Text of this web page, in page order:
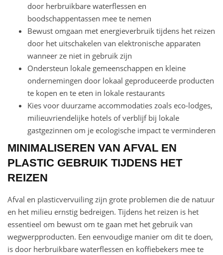
door herbruikbare waterflessen en
boodschappentassen mee te nemen
Bewust omgaan met energieverbruik tijdens het reizen
door het uitschakelen van elektronische apparaten
wanneer ze niet in gebruik zijn
Ondersteun lokale gemeenschappen en kleine
ondernemingen door lokaal geproduceerde producten
te kopen en te eten in lokale restaurants
Kies voor duurzame accommodaties zoals eco-lodges,
milieuvriendelijke hotels of verblijf bij lokale
gastgezinnen om je ecologische impact te verminderen
MINIMALISEREN VAN AFVAL EN
PLASTIC GEBRUIK TIJDENS HET
REIZEN
Afval en plasticvervuiling zijn grote problemen die de natuur
en het milieu ernstig bedreigen. Tijdens het reizen is het
essentieel om bewust om te gaan met het gebruik van
wegwerpproducten. Een eenvoudige manier om dit te doen,
is door herbruikbare waterflessen en koffiebekers mee te